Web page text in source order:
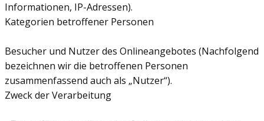
Informationen, IP-Adressen).
Kategorien betroffener Personen
Besucher und Nutzer des Onlineangebotes (Nachfolgend
bezeichnen wir die betroffenen Personen
zusammenfassend auch als „Nutzer“).
Zweck der Verarbeitung